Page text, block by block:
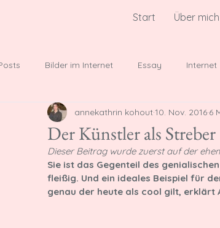
Start Über mich
Bilder im Internet Essay Internet
Social Media History Denkmäler der Popkultur
Der Künstler als Streber
annekathrin kohout 10. Nov. 2016 6
Dieser Beitrag wurde zuerst auf der
Sie ist das Gegenteil des
fleißig. Und ein ideales Beispiel für
genau der heute als cool gilt, erklärt